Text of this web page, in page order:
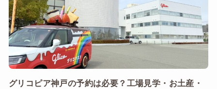
グリコピア神戸の予約は必要？工場見学・お土産・